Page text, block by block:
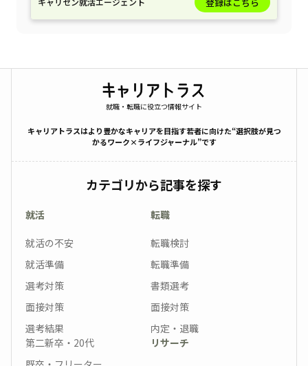
就職・転職に役立つ情報サイト
キャリアトラスはより豊かなキャリアを目指す若者に向けた“選択肢が見つ
かるワーク×ライフジャーナル”です
カテゴリから記事を探す
就活
就活の不安
就活準備
選考対策
面接対策
選考結果
転職
転職検討
転職準備
書類選考
面接対策
内定・退職
第二新卒・20代
リサーチ